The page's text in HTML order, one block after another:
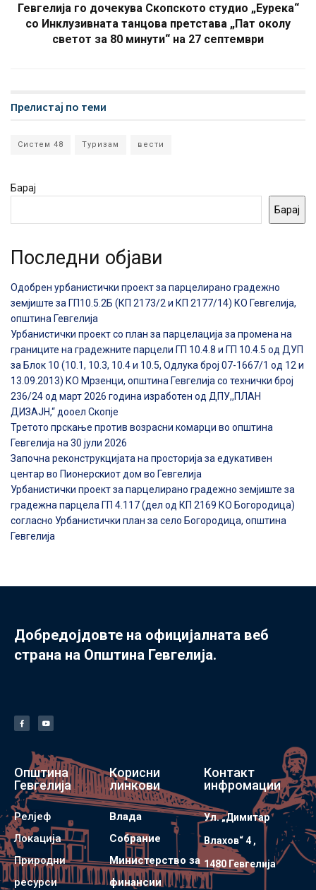
Гевгелија го дочекува Скопското студио „Еурека“
со Инклузивната танцова претстава „Пат околу
светот за 80 минути“ на 27 септември
Прелистај по теми
Систем 48 Туризам вести
Барај
Барај
Последни објави
Одобрен урбанистички проект за парцелирано градежно
земјиште за ГП10.5.2Б (КП 2173/2 и КП 2177/14) КО Гевгелија,
општина Гевгелија
Урбанистички проект со план за парцелација за промена на
границите на градежните парцели ГП 10.4.8 и ГП 10.4.5 од ДУП
за Блок 10 (10.1, 10.3, 10.4 и 10.5, Одлука број 07-1667/1 од 12 и
13.09.2013) КО Мрзенци, општина Гевгелија со технички број
236/24 од март 2026 година изработен од ДПУ,,ПЛАН
ДИЗАЈН,“ дооел Скопје
Третото прскање против возрасни комарци во општина
Гевгелија на 30 јули 2026
Започна реконструкцијата на просторија за едукативен
центар во Пионерскиот дом во Гевгелија
Урбанистички проект за парцелирано градежно земјиште за
градежна парцела ГП 4.117 (дел од КП 2169 КО Богородица)
согласно Урбанистички план за село Богородица, општина
Гевгелија
Добредојдовте на официјалната веб
страна на Општина Гевгелија.
Општина
Гевгелија
Релјеф
Локација
Природни
ресурси
Корисни
линкови
Влада
Собрание
Министерство за
финансии
Контакт
инфромации
Ул. „Димитар
Влахов“ 4 ,
1480 Гевгелијa